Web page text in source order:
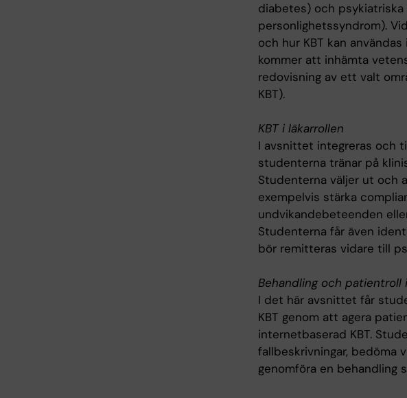
diabetes) och
personlighetssyndrom).
och hur KBT kan
kommer att inhämta
redovisning av ett valt
KBT).
KBT i läkarrollen
I avsnittet integreras och
studenterna tränar på
Studenterna väljer ut och
exempelvis stärka
undvikandebeteenden
Studenterna får även
bör remitteras vidare till
Behandling och patientroll
I det här avsnittet får
KBT genom att agera
internetbaserad KBT.
fallbeskrivningar, bedöma
genomföra en behandling